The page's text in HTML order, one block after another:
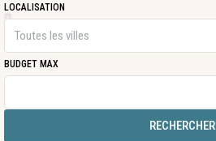
LOCALISATION
Toutes les villes
BUDGET MAX
RECHERCHER